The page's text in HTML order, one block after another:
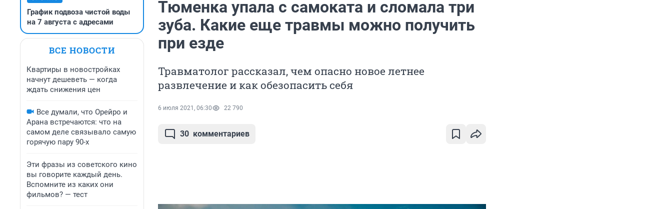
График подвоза чистой воды
на 7 августа с адресами
ВСЕ НОВОСТИ
Квартиры в новостройках
начнут дешеветь — когда
ждать снижения цен
Все думали, что Орейро и
Арана встречаются: что на
самом деле связывало самую
горячую пару 90-х
Эти фразы из советского кино
вы говорите каждый день.
Вспомните из каких они
фильмов? — тест
Тюменка упала с самоката и сломала три
зуба. Какие еще травмы можно получить
при езде
Травматолог рассказал, чем опасно новое летнее
развлечение и как обезопасить себя
6 июля 2021, 06:30 22 790
30 комментариев